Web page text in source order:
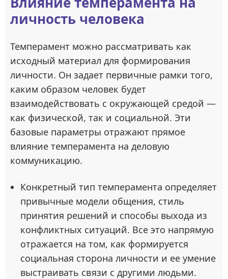
личность человека
Темперамент можно рассматривать как
исходный материал для формирования
личности. Он задает первичные рамки того,
каким образом человек будет
взаимодействовать с окружающей средой —
как физической, так и социальной. Эти
базовые параметры отражают прямое
влияние темперамента на деловую
коммуникацию.
Конкретный тип темперамента определяет
привычные модели общения, стиль
принятия решений и способы выхода из
конфликтных ситуаций. Все это напрямую
отражается на том, как формируется
социальная сторона личности и ее умение
выстраивать связи с другими людьми.